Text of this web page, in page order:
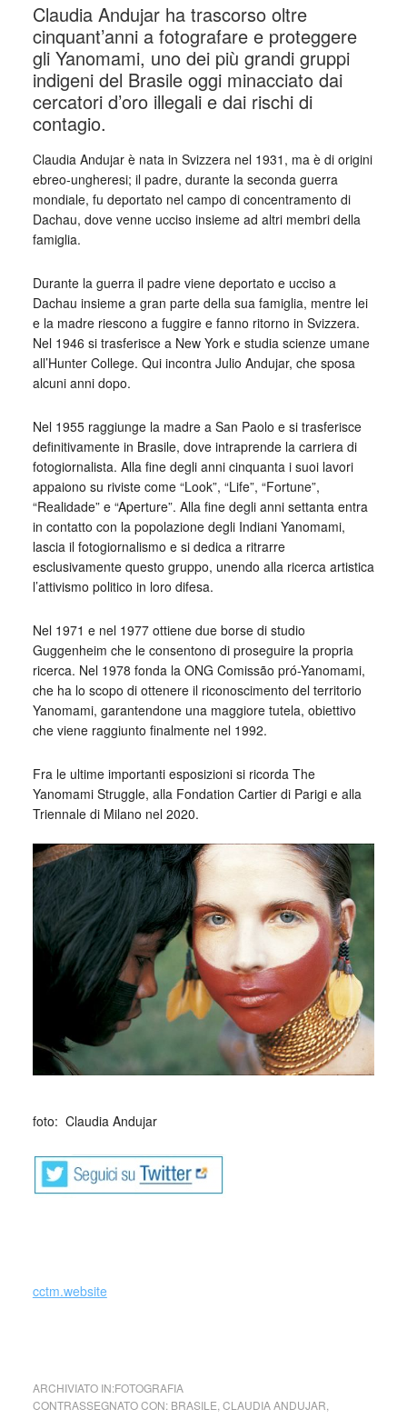
Claudia Andujar ha trascorso oltre
cinquant’anni a fotografare e proteggere
gli Yanomami, uno dei più grandi gruppi
indigeni del Brasile oggi minacciato dai
cercatori d’oro illegali e dai rischi di
contagio.
Claudia Andujar è nata in Svizzera nel 1931, ma è di origini
ebreo-ungheresi; il padre, durante la seconda guerra
mondiale, fu deportato nel campo di concentramento di
Dachau, dove venne ucciso insieme ad altri membri della
famiglia.
Durante la guerra il padre viene deportato e ucciso a
Dachau insieme a gran parte della sua famiglia, mentre lei
e la madre riescono a fuggire e fanno ritorno in Svizzera.
Nel 1946 si trasferisce a New York e studia scienze umane
all’Hunter College. Qui incontra Julio Andujar, che sposa
alcuni anni dopo.
Nel 1955 raggiunge la madre a San Paolo e si trasferisce
definitivamente in Brasile, dove intraprende la carriera di
fotogiornalista. Alla fine degli anni cinquanta i suoi lavori
appaiono su riviste come “Look”, “Life”, “Fortune”,
“Realidade” e “Aperture”. Alla fine degli anni settanta entra
in contatto con la popolazione degli Indiani Yanomami,
lascia il fotogiornalismo e si dedica a ritrarre
esclusivamente questo gruppo, unendo alla ricerca artistica
l’attivismo politico in loro difesa.
Nel 1971 e nel 1977 ottiene due borse di studio
Guggenheim che le consentono di proseguire la propria
ricerca. Nel 1978 fonda la ONG Comissão pró-Yanomami,
che ha lo scopo di ottenere il riconoscimento del territorio
Yanomami, garantendone una maggiore tutela, obiettivo
che viene raggiunto finalmente nel 1992.
Fra le ultime importanti esposizioni si ricorda The
Yanomami Struggle, alla Fondation Cartier di Parigi e alla
Triennale di Milano nel 2020.
foto: Claudia Andujar
cctm.website
ARCHIVIATO IN:FOTOGRAFIA
CONTRASSEGNATO CON: BRASILE CLAUDIA ANDUJAR